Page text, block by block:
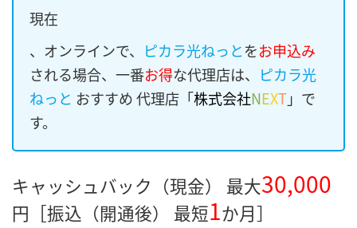
現在
、オンラインで、
ピカラ光ねっとをお申込み
される場合、一番お得な代理店は、
ピカラ光
ねっと おすすめ 代理店「株式会社NEXT」で
す。
キャッシュバック（現金） 最大30,000
円［振込（開通後） 最短1か月］